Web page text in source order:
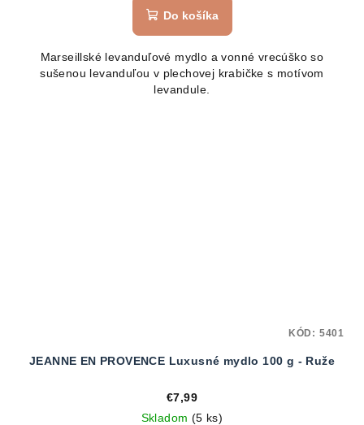
Do košíka
Marseillské levanduľové mydlo a vonné vrecúško so
sušenou levanduľou v plechovej krabičke s motívom
levandule.
JEANNE EN PROVENCE Luxusné mydlo 100 g - Ruže
€7,99
Skladom (5 ks)
KÓD: 5401